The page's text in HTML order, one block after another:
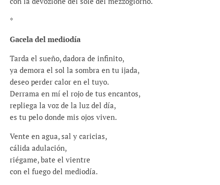
*
Gacela del mediodía
Tarda el sueño, dadora de infinito,
ya demora el sol la sombra en tu ijada,
deseo perder calor en el tuyo.
Derrama en mí el rojo de tus encantos,
repliega la voz de la luz del día,
es tu pelo donde mis ojos viven.
Vente en agua, sal y caricias,
cálida adulación,
riégame, bate el vientre
con el fuego del mediodía.